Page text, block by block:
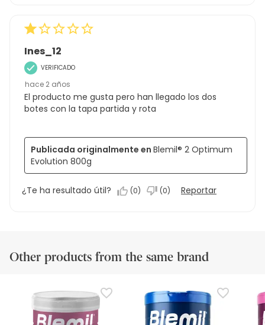
Ines_12
VERIFICADO
hace 2 años
El producto me gusta pero han llegado los dos
botes con la tapa partida y rota
Publicada originalmente en Blemil® 2 Optimum
Evolution 800g
¿Te ha resultado útil? (0) (0) Reportar
Other products from the same brand